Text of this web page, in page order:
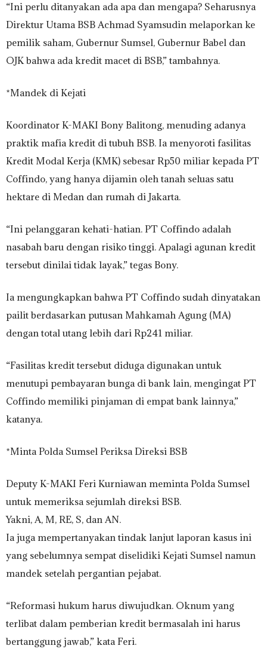
“Ini perlu ditanyakan ada apa dan mengapa? Seharusnya
Direktur Utama BSB Achmad Syamsudin melaporkan ke
pemilik saham, Gubernur Sumsel, Gubernur Babel dan
OJK bahwa ada kredit macet di BSB,” tambahnya.
*Mandek di Kejati
Koordinator K-MAKI Bony Balitong, menuding adanya
praktik mafia kredit di tubuh BSB. Ia menyoroti fasilitas
Kredit Modal Kerja (KMK) sebesar Rp50 miliar kepada PT
Coffindo, yang hanya dijamin oleh tanah seluas satu
hektare di Medan dan rumah di Jakarta.
“Ini pelanggaran kehati-hatian. PT Coffindo adalah
nasabah baru dengan risiko tinggi. Apalagi agunan kredit
tersebut dinilai tidak layak,” tegas Bony.
Ia mengungkapkan bahwa PT Coffindo sudah dinyatakan
pailit berdasarkan putusan Mahkamah Agung (MA)
dengan total utang lebih dari Rp241 miliar.
“Fasilitas kredit tersebut diduga digunakan untuk
menutupi pembayaran bunga di bank lain, mengingat PT
Coffindo memiliki pinjaman di empat bank lainnya,”
katanya.
*Minta Polda Sumsel Periksa Direksi BSB
Deputy K-MAKI Feri Kurniawan meminta Polda Sumsel
untuk memeriksa sejumlah direksi BSB.
Yakni, A, M, RE, S, dan AN.
Ia juga mempertanyakan tindak lanjut laporan kasus ini
yang sebelumnya sempat diselidiki Kejati Sumsel namun
mandek setelah pergantian pejabat.
“Reformasi hukum harus diwujudkan. Oknum yang
terlibat dalam pemberian kredit bermasalah ini harus
bertanggung jawab,” kata Feri.